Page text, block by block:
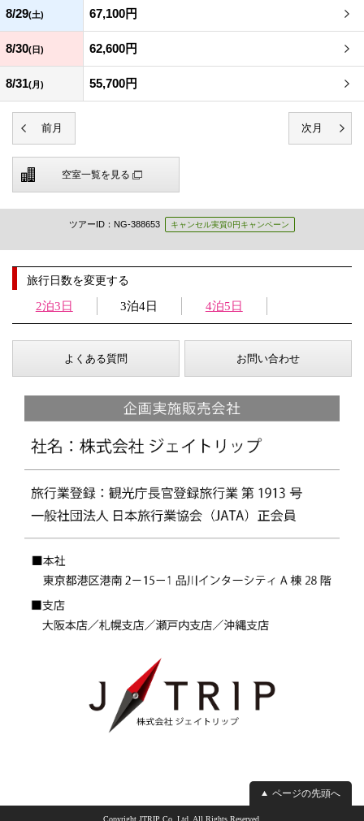
8/29(土) 67,100円
8/30(日) 62,600円
8/31(月) 55,700円
空室一覧を見る
ツアーID：NG-388653 キャンセル実質0円キャンペーン
旅行日数を変更する
2泊3日 3泊4日 4泊5日
よくある質問 お問い合わせ
ページの先頭へ
Copyright JTRIP Co.,Ltd. All Rights Reserved.